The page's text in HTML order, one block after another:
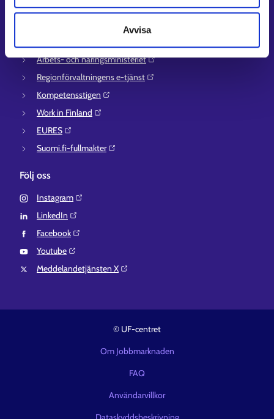
Avvisa
Arbets- och näringsministeriet⁠
Regionförvaltningens e-tjänst⁠
Kompetensstigen⁠
Work in Finland⁠
EURES⁠
Suomi.fi-fullmakter⁠
Följ oss
Instagram⁠
LinkedIn⁠
Facebook⁠
Youtube⁠
Meddelandetjänsten X⁠
© UF-centret
Om Jobbmarknaden
FAQ
Användarvillkor